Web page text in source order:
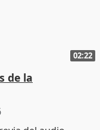
02:22
de la